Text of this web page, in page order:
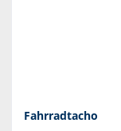
Fahrradtacho